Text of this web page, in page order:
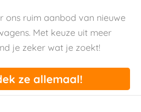
ons ruim aanbod van nieuwe
Met keuze uit meer
je zeker wat je zoekt!
ze allemaal!